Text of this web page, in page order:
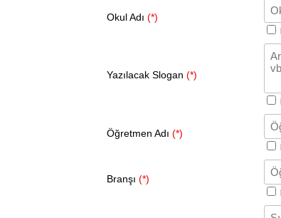
Okul Adı (*)
Yazılacak Slogan (*)
Öğretmen Adı (*)
Branşı (*)